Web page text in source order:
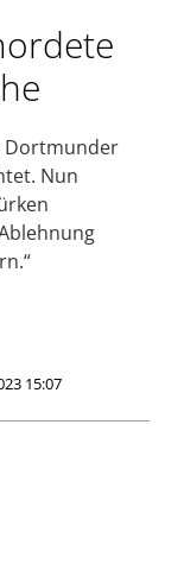
Dortmunder
Nun
15:07